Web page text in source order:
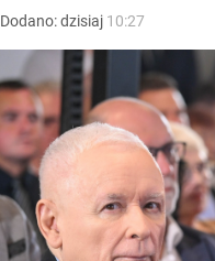
Dodano:dzisiaj 10:27